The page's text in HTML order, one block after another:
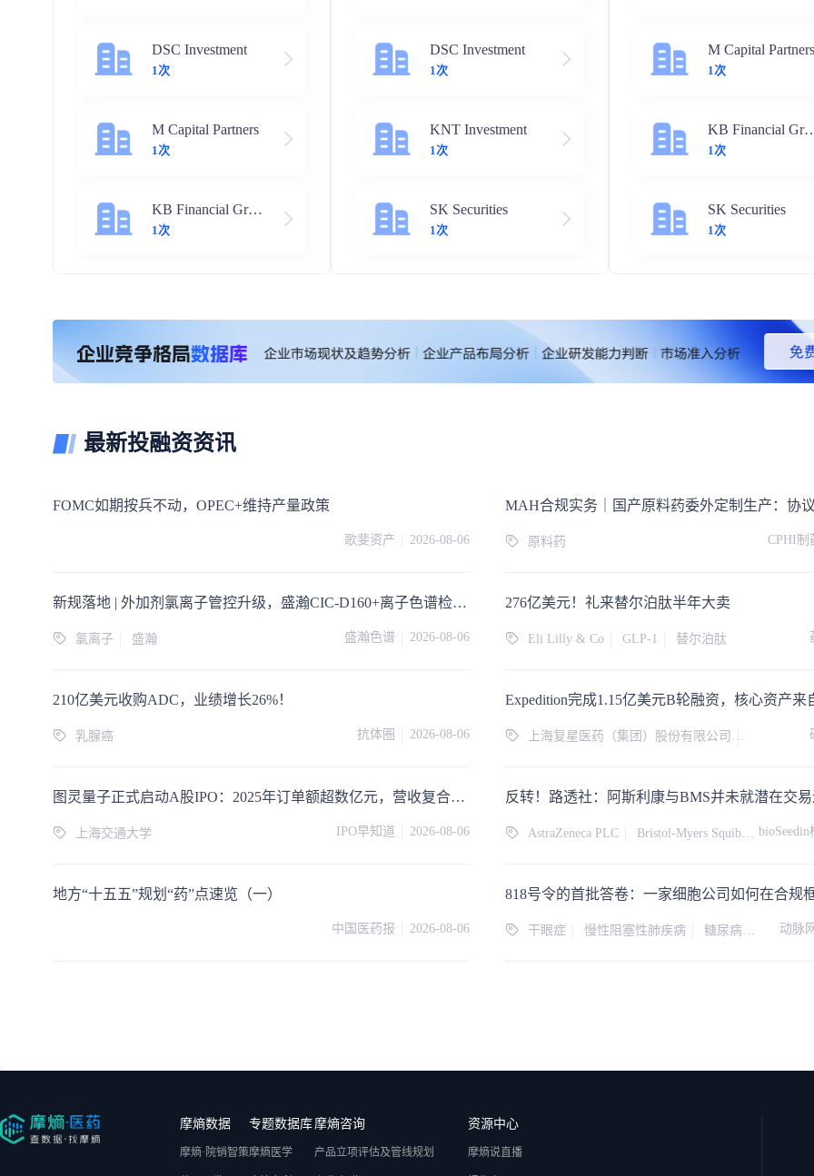
DSC Investment
1次
M Capital Partners
1次
KB Financial Group
1次
DSC Investment
1次
KNT Investment
1次
SK Securities
1次
M Capital Partners
1次
KB
1次
SK Securities
1次
最新投融资资讯
FOMC如期按兵不动，OPEC+维持产量政策
歌斐资产 2026-08-06 原料药 CPHI制
新规落地 | 外加剂氯离子管控升级，盛瀚CIC-D160+离子色谱检测方案完美适配
氯离子 盛瀚 盛瀚色谱 2026-08-06
276亿美元！礼来替尔泊肽半年大卖
Eli Lilly & Co GLP-1 替尔泊肽
210亿美元收购ADC，业绩增长26%！
乳腺癌 抗体圈 2026-08-06
Expedition完成1.15亿美元B轮融资，核心资产来
上海复星医药（集团）股份有限公司 慢性阻塞
图灵量子正式启动A股IPO：2025年订单额超数亿元，营收复合年增超200%
上海交通大学 IPO早知道 2026-08-06
反转！路透社：阿斯利康与BMS并未就潜在交
AstraZeneca PLC Bristol-Myers Squibb Belgium SA
地方“十五五”规划“药”点速览（一）
中国医药报 2026-08-06
818号令的首批答卷：一家细胞公司如何在合规
干眼症 慢性阻塞性肺疾病 糖尿病足 肺纤
动脉
摩熵数据
摩熵·院销智策
专题数据库
摩熵医学
摩熵咨询
产品立项评估及管线规划
资源中心
摩熵说直播